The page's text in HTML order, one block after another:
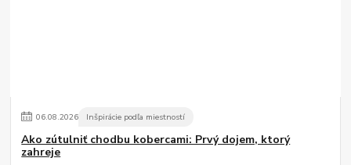
06.08.2026 Inšpirácie podľa miestností
Ako zútulniť chodbu kobercami: Prvý dojem, ktorý
zahreje